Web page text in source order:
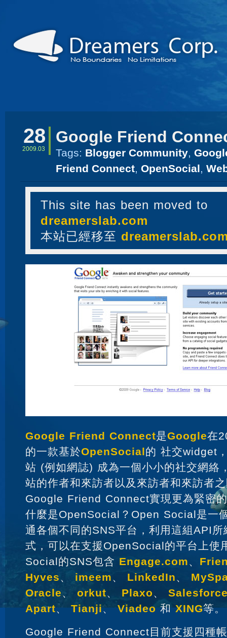
28
2009.03
Google Friend
Tags: Blogger Community,
Friend Connect, OpenSocial,
This site has been moved to
dreamerslab.com
本站已經移至
Google Friend Connect是Google在
的一款基於OpenSocial的 社交widget
站 (例如網誌) 成為一個小小的社交網絡
站的作者和來訪者以及來訪者和來訪者
Google Friend Connect實現更為緊密
什麼是OpenSocial？Open Social是一
通各個不同的SNS平台，利用這組API
式，可以在支援OpenSocial的平台上使
Social的SNS包含 Engage.com、
Hyves、 imeem、 LinkedIn、
Oracle、 orkut、 Plaxo、
Apart、Tianji、Viadeo和XING等。
Google Friend Connect目前支援四種